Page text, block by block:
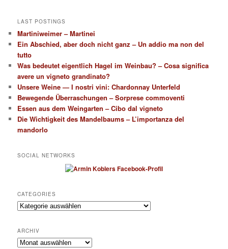
LAST POSTINGS
Martiniweimer – Martinei
Ein Abschied, aber doch nicht ganz – Un addio ma non del
tutto
Was bedeutet eigentlich Hagel im Weinbau? – Cosa significa
avere un vigneto grandinato?
Unsere Weine — I nostri vini: Chardonnay Unterfeld
Bewegende Überraschungen – Sorprese commoventi
Essen aus dem Weingarten – Cibo dal vigneto
Die Wichtigkeit des Mandelbaums – L’importanza del
mandorlo
SOCIAL NETWORKS
CATEGORIES
Categories
ARCHIV
Archiv